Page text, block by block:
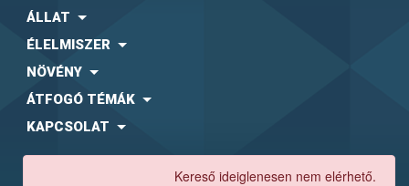
ÁLLAT
ÉLELMISZER
NÖVÉNY
ÁTFOGÓ TÉMÁK
KAPCSOLAT
Kereső ideiglenesen nem elérhető.